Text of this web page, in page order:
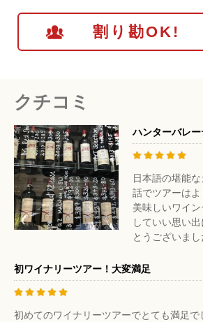
割り勘OK!
クチコミ
ハンターバレ
日本語の堪能
話でツアーはよ
美味しいワイ
していい思い
とうございま
初ワイナリーツアー！大変満足
初めてのワイナリーツアーでとても満足で